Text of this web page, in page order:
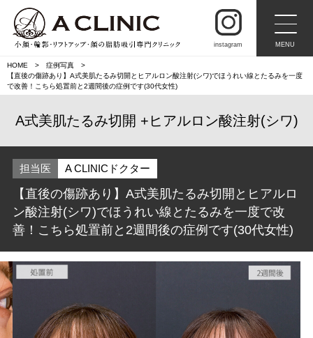
instagram MENU
HOME
症例写真
【直後の傷跡あり】A式美肌たるみ切開とヒアルロン酸注射(シワ)でほうれい線とたるみを一度
で改善！こちら処置前と2週間後の症例です(30代女性)
A式美肌たるみ切開 ヒアルロン酸注射(シワ)
担当医 A CLINICドクター
【直後の傷跡あり】A式美肌たるみ切開とヒアルロ
ン酸注射(シワ)でほうれい線とたるみを一度で改
善！こちら処置前と2週間後の症例です(30代女性)